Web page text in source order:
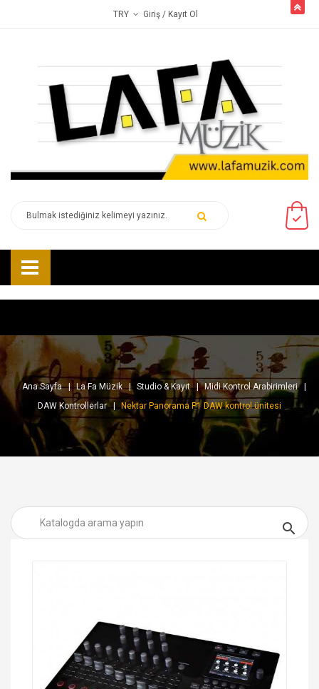
TRY Giriş / Kayıt Ol
Ana Sayfa La Fa Müzik Studio & Kayıt
Midi Kontrol Arabirimleri
DAW Kontrollerlar
Nektar Panorama P1 DAW kontrol ünitesi
